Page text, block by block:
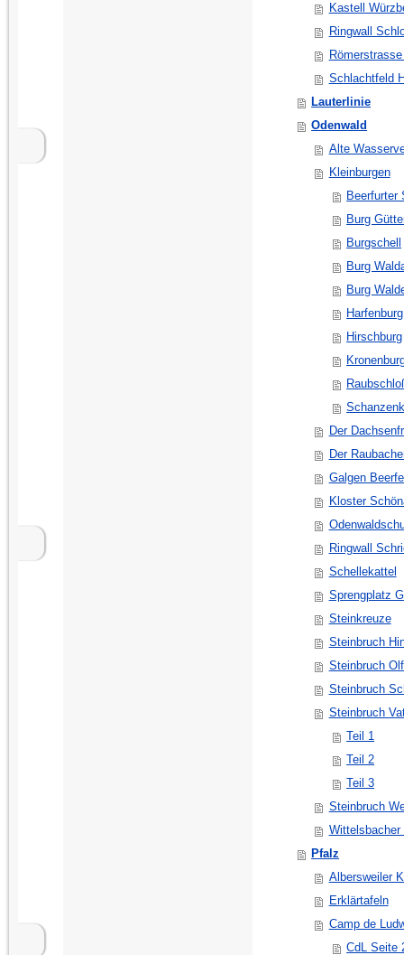
Kastell
Ringwall
Schlachtfeld
Lauterlinie
Odenwald
Alte
Kleinburgen
Beerfurter
Burg
Burgschell
Burg
Burg
Harfenburg
Hirschburg
Der
Der
Galgen
Kloster
Ringwall
Schellekattel
Sprengplatz
Steinkreuze
Steinbruch
Steinbruch
Steinbruch
Steinbruch
Teil 1
Teil 2
Teil 3
Steinbruch
Wittelsbacher
Pfalz
Albersweiler
Erklärtafeln
Camp de
CdL Seite